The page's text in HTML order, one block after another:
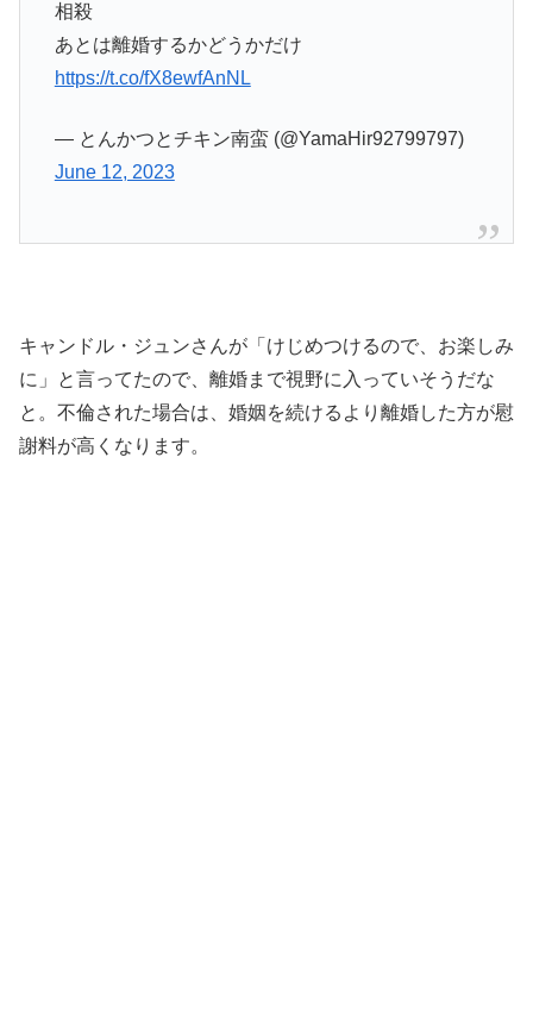
相殺
あとは離婚するかどうかだけ
https://t.co/fX8ewfAnNL
— とんかつとチキン南蛮 (@YamaHir92799797)
June 12, 2023
キャンドル・ジュンさんが「けじめつけるので、お楽しみ
に」と言ってたので、離婚まで視野に入っていそうだな
と。不倫された場合は、婚姻を続けるより離婚した方が慰
謝料が高くなります。